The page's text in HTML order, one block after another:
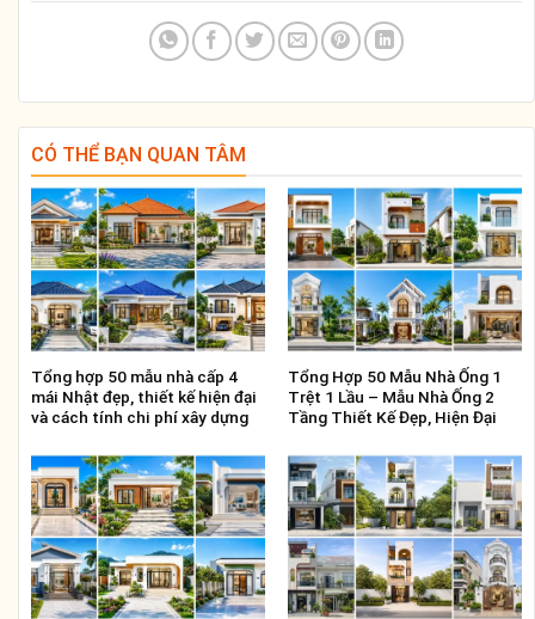
CÓ THỂ BẠN QUAN TÂM
Tổng hợp 50 mẫu nhà cấp 4
mái Nhật đẹp, thiết kế hiện đại
và cách tính chi phí xây dựng
Tổng Hợp 50 Mẫu Nhà Ống 1
Trệt 1 Lầu – Mẫu Nhà Ống 2
Tầng Thiết Kế Đẹp, Hiện Đại